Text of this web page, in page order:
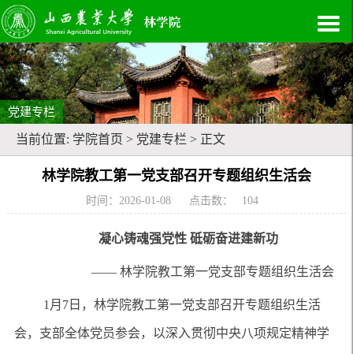
党建专栏
当前位置: 学院首页 > 党建专栏 > 正文
林学院教工第一党支部召开专题组织生活会
时间：2026-01-08 点击数： 104
凝心铸魂强党性 砥砺奋进建新功
—— 林学院教工第一党支部专题组织生活会
1 月 7日 ，林学院教工第一党支部召开专题组织生活
会，支部全体党员参会， 以深入贯彻中央八项规定精神学